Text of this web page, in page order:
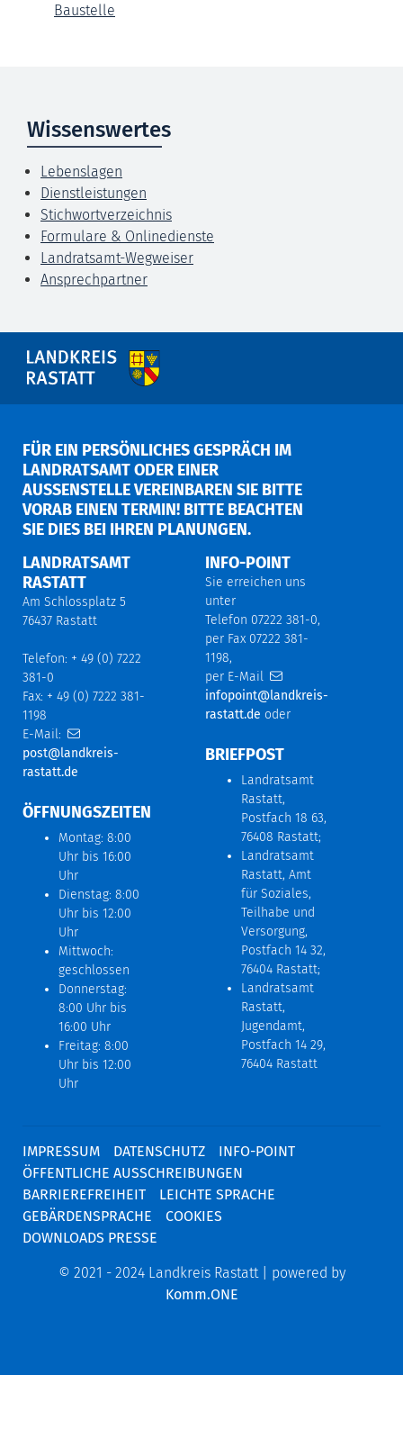
Baustelle
Wissenswertes
Lebenslagen
Dienstleistungen
Stichwortverzeichnis
Formulare & Onlinedienste
Landratsamt-Wegweiser
Ansprechpartner
FÜR EIN PERSÖNLICHES GESPRÄCH IM
LANDRATSAMT ODER EINER
AUSSENSTELLE VEREINBAREN SIE BITTE V
ORAB EINEN TERMIN! BITTE BEACHTEN S
IE DIES BEI IHREN PLANUNGEN.
LANDRATSAMT
RASTATT
Am Schlossplatz 5
76437 Rastatt
Telefon: + 49 (0) 7222
381-0
Fax: + 49 (0) 7222 381-
1198
E-Mail:
post@landkreis-
rastatt.de
ÖFFNUNGSZEITEN
Montag: 8:00
Uhr bis 16:00
Uhr
Dienstag: 8:00
Uhr bis 12:00
Uhr
Mittwoch:
geschlossen
Donnerstag:
8:00 Uhr bis
16:00 Uhr
Freitag: 8:00
Uhr bis 12:00
Uhr
INFO-POINT
Sie erreichen uns
unter
Telefon 07222 381-0,
per Fax 07222 381-
1198,
per E-Mail
infopoint@landkreis-
rastatt.de oder
BRIEFPOST
Landratsamt
Rastatt,
Postfach 18 63,
76408 Rastatt;
Landratsamt
Rastatt, Amt
für Soziales,
Teilhabe und
Versorgung,
Postfach 14 32,
76404 Rastatt;
Landratsamt
Rastatt,
Jugendamt,
Postfach 14 29,
76404 Rastatt
IMPRESSUM DATENSCHUTZ
INFO-POINT
ÖFFENTLICHE AUSSCHREIBUNGEN
BARRIEREFREIHEIT
LEICHTE SPRACHE
GEBÄRDENSPRACHE
COOKIES
DOWNLOADS PRESSE
© 2021 - 2024 Landkreis Rastatt | powered by
Komm.ONE